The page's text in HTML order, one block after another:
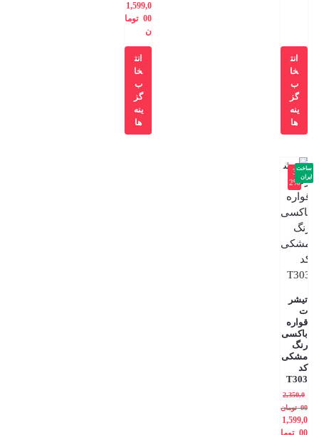
انت
خا
ب
گز
ینه
ها
1,599,0
00 توما
ن
انت
خا
ب
گز
ینه
ها
-3
2%
تیشر
ت
قواره
باکسی
رنگ
مشکی
کد
T303
2,350,0
00 تومان
1,599,0
ساخت
ایران